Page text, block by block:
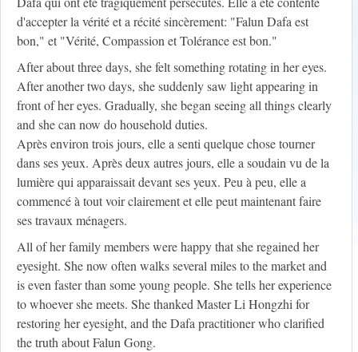
d'accepter la vérité et a récité sincèrement: "Falun Dafa est
bon," et "Vérité, Compassion et Tolérance est bon."
After about three days, she felt something rotating in her eyes.
After another two days, she suddenly saw light appearing in
front of her eyes. Gradually, she began seeing all things clearly
and she can now do household duties.
Après environ trois jours, elle a senti quelque chose tourner
dans ses yeux. Après deux autres jours, elle a soudain vu de la
lumière qui apparaissait devant ses yeux. Peu à peu, elle a
commencé à tout voir clairement et elle peut maintenant faire
ses travaux ménagers.
All of her family members were happy that she regained her
eyesight. She now often walks several miles to the market and
is even faster than some young people. She tells her experience
to whoever she meets. She thanked Master Li Hongzhi for
restoring her eyesight, and the Dafa practitioner who clarified
the truth about Falun Gong.